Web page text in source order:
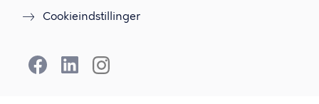
Cookieindstillinger